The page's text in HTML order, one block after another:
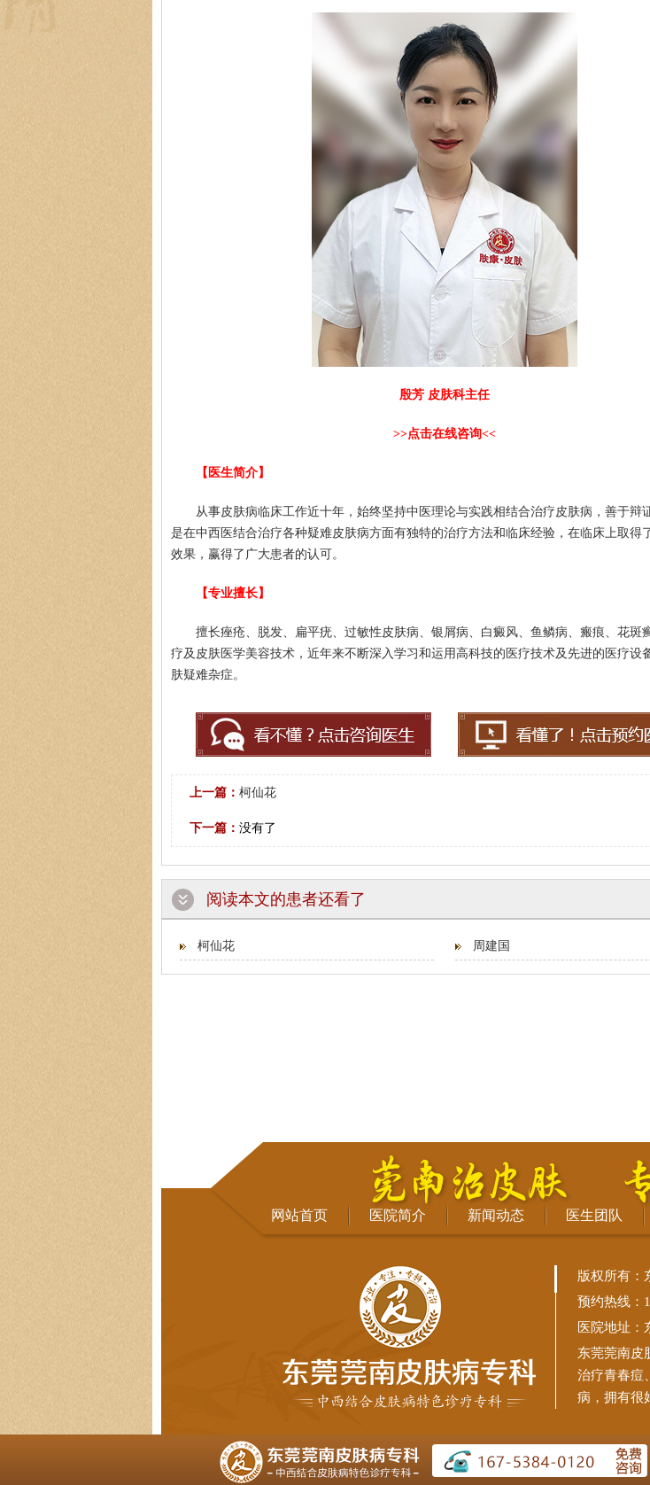
殷芳 皮肤科主任
>>点击在线咨询<<
【医生简介】
从事皮肤病临床工作近十年，始终坚持中医理论与实践相结合治疗皮肤病，善于辩
是在中西医结合治疗各种疑难皮肤病方面有独特的治疗方法和临床经验，在临床上取得
效果，赢得了广大患者的认可。
【专业擅长】
擅长痤疮、脱发、扁平疣、过敏性皮肤病、银屑病、白癜风、鱼鳞病、瘢痕、花斑
疗及皮肤医学美容技术，近年来不断深入学习和运用高科技的医疗技术及先进的医疗设
肤疑难杂症。
上一篇： 柯仙花
下一篇： 没有了
阅读本文的患者还看了
柯仙花 周建国
网站首页 医院简介 新闻动态 医生团队
版权所有：
预约热线：
医院地址：
东莞莞南皮
治疗青春痘
病，拥有很